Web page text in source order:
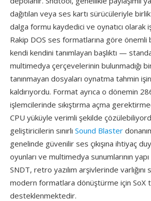
dağıtılan veya ses kartı sürücüleriyle
dalga formu kaydedici ve oynatıcı olarak
Rakip DOS ses formatlarına göre önemli
kendi kendini tanımlayan başlıktı —
multimedya çerçevelerinin bulunmadığı
tanınmayan dosyaları oynatma tahmin
kaldırıyordu. Format ayrıca o dönemin
işlemcilerinde sıkıştırma açma
CPU yüküyle verimli şekilde
geliştiricilerin sınırlı Sound Blaster
genelinde güvenilir ses çıkışına ihtiyaç
oyunları ve multimedya sunumlarının yapı
SNDT, retro yazılım arşivlerinde
modern formatlara dönüştürme için SoX
desteklenmektedir.